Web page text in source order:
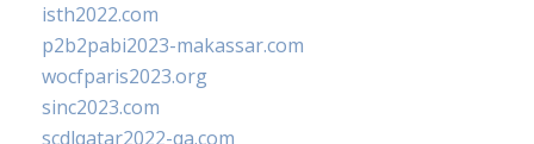
isth2022.com
p2b2pabi2023-makassar.com
wocfparis2023.org
sinc2023.com
scdlqatar2022-qa.com